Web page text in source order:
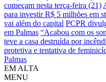
começam nesta terça-feira (21)
para investir R$ 5 milhões em
vai além do capital PCPR
em Palmas “Acabou com os
teve a casa destruída por
protetiva e tentativa de
Palmas
EM ALTA
MENU